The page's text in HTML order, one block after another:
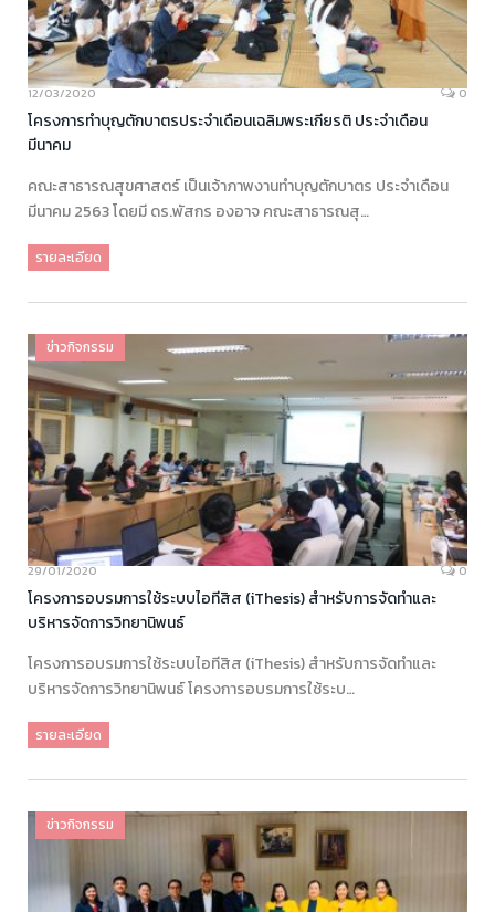
12/03/2020 0
โครงการทำบุญตักบาตรประจำเดือนเฉลิมพระเกียรติ ประจำเดือน
มีนาคม
คณะสาธารณสุขศาสตร์ เป็นเจ้าภาพงานทำบุญตักบาตร ประจำเดือน
มีนาคม 2563 โดยมี ดร.พัสกร องอาจ คณะสาธารณสุ…
รายละเอียด
ข่าวกิจกรรม
29/01/2020 0
โครงการอบรมการใช้ระบบไอทีสิส (iThesis) สำหรับการจัดทำและ
บริหารจัดการวิทยานิพนธ์
โครงการอบรมการใช้ระบบไอทีสิส (iThesis) สำหรับการจัดทำและ
บริหารจัดการวิทยานิพนธ์ โครงการอบรมการใช้ระบ…
รายละเอียด
ข่าวกิจกรรม